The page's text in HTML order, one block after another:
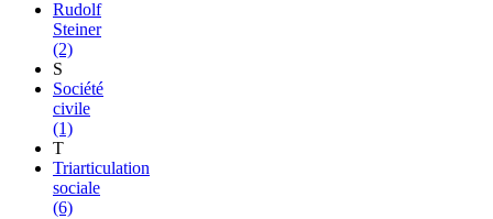
Rudolf
Steiner
(2)
S
Société
civile
(1)
T
Triarticulation
sociale
(6)